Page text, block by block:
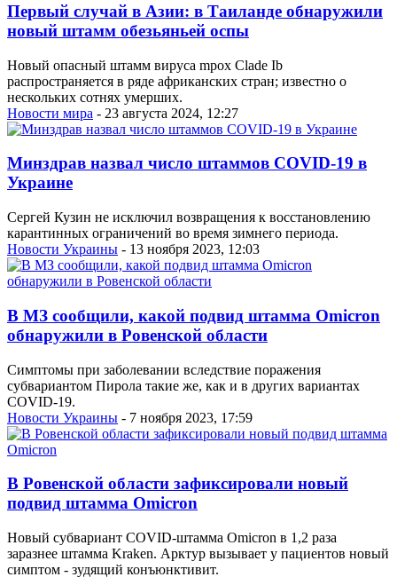
Первый случай в Азии: в Таиланде обнаружили
новый штамм обезьяньей оспы
Новый опасный штамм вируса mpox Clade Ib
распространяется в ряде африканских стран; известно о
нескольких сотнях умерших.
Новости мира - 23 августа 2024, 12:27
Минздрав назвал число штаммов COVID-19 в
Украине
Сергей Кузин не исключил возвращения к восстановлению
карантинных ограничений во время зимнего периода.
Новости Украины - 13 ноября 2023, 12:03
В МЗ сообщили, какой подвид штамма Omicron
обнаружили в Ровенской области
Симптомы при заболевании вследствие поражения
субвариантом Пирола такие же, как и в других вариантах
COVID-19.
Новости Украины - 7 ноября 2023, 17:59
В Ровенской области зафиксировали новый
подвид штамма Omicron
Новый субвариант COVID-штамма Omicron в 1,2 раза
заразнее штамма Kraken. Арктур вызывает у пациентов новый
симптом - зудящий конъюнктивит.